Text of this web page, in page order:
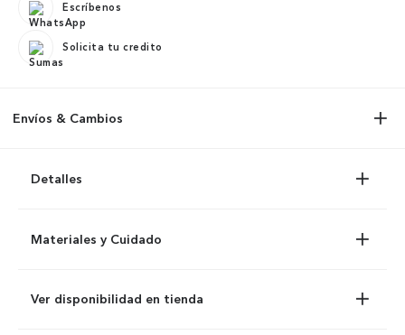
Escríbenos
Solicita tu credito
Envíos & Cambios
Detalles
Materiales y Cuidado
Ver disponibilidad en tienda